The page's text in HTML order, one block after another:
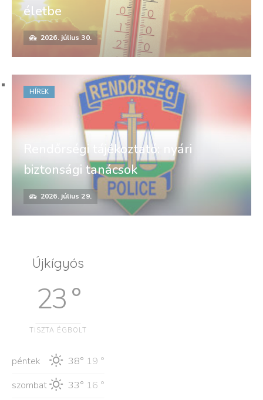
életbe
2026. július 30.
Rendőrségi tájékoztató: nyári
biztonsági tanácsok
2026. július 29.
HÍREK
Újkígyós
23 °
TISZTA ÉGBOLT
péntek 38° 19 °
szombat
33° 16 °